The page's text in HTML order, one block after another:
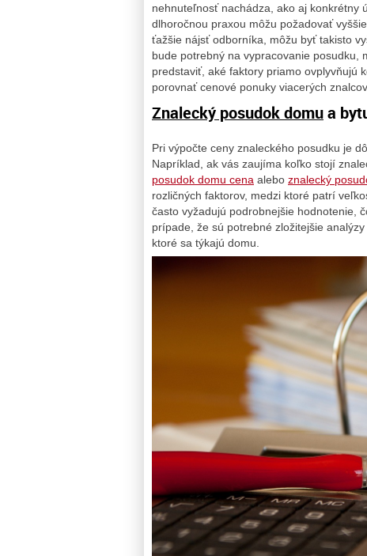
nehnuteľnosť nachádza, ako aj konkrétny
dlhoročnou praxou môžu požadovať
ťažšie nájsť odborníka, môžu byť takisto
bude potrebný na vypracovanie posudku,
predstaviť, aké faktory priamo ovplyvňujú
porovnať cenové ponuky viacerých znalcov.
Znalecký posudok domua
Pri výpočte ceny znaleckého posudku je
Napríklad, ak vás zaujíma koľko stojí
posudok domu cena alebo znalecký
rozličných faktorov, medzi ktoré patrí
často vyžadujú podrobnejšie hodnotenie,
prípade, že sú potrebné zložitejšie
ktoré sa týkajú domu.